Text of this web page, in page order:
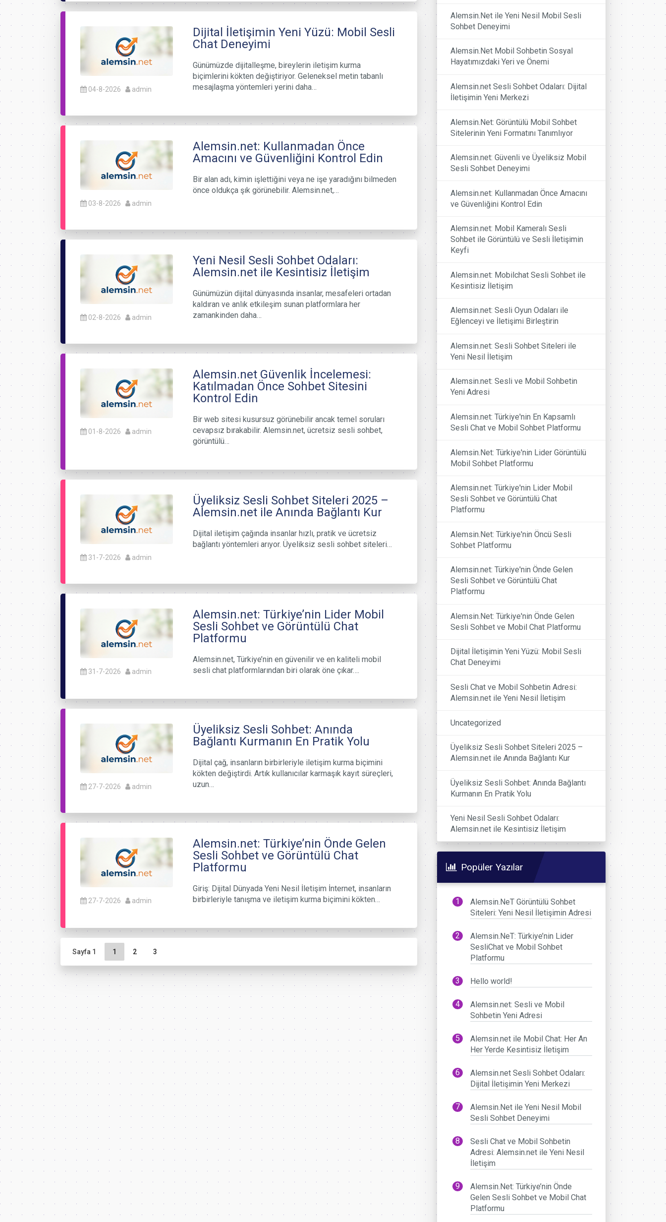
04-8-2026 admin
Dijital İletişimin Yeni Yüzü: Mobil Sesli
Chat Deneyimi
Günümüzde dijitalleşme, bireylerin iletişim kurma
biçimlerini kökten değiştiriyor. Geleneksel metin tabanlı
mesajlaşma yöntemleri yerini daha…
03-8-2026 admin
Alemsin.net: Kullanmadan Önce
Amacını ve Güvenliğini Kontrol Edin
Bir alan adı, kimin işlettiğini veya ne işe yaradığını bilmeden
önce oldukça şık görünebilir. Alemsin.net,…
02-8-2026 admin
Yeni Nesil Sesli Sohbet Odaları:
Alemsin.net ile Kesintisiz İletişim
Günümüzün dijital dünyasında insanlar, mesafeleri ortadan
kaldıran ve anlık etkileşim sunan platformlara her
zamankinden daha…
01-8-2026 admin
Alemsin.net Güvenlik İncelemesi:
Katılmadan Önce Sohbet Sitesini
Kontrol Edin
Bir web sitesi kusursuz görünebilir ancak temel soruları
cevapsız bırakabilir. Alemsin.net, ücretsiz sesli sohbet,
görüntülü…
31-7-2026 admin
Üyeliksiz Sesli Sohbet Siteleri 2025 –
Alemsin.net ile Anında Bağlantı Kur
Dijital iletişim çağında insanlar hızlı, pratik ve ücretsiz
bağlantı yöntemleri arıyor. Üyeliksiz sesli sohbet siteleri…
31-7-2026 admin
Alemsin.net: Türkiye’nin Lider Mobil
Sesli Sohbet ve Görüntülü Chat
Platformu
Alemsin.net, Türkiye’nin en güvenilir ve en kaliteli mobil
sesli chat platformlarından biri olarak öne çıkar….
27-7-2026 admin
Üyeliksiz Sesli Sohbet: Anında
Bağlantı Kurmanın En Pratik Yolu
Dijital çağ, insanların birbirleriyle iletişim kurma biçimini
kökten değiştirdi. Artık kullanıcılar karmaşık kayıt süreçleri,
uzun…
27-7-2026 admin
Alemsin.net: Türkiye’nin Önde Gelen
Sesli Sohbet ve Görüntülü Chat
Platformu
Giriş: Dijital Dünyada Yeni Nesil İletişim İnternet, insanların
birbirleriyle tanışma ve iletişim kurma biçimini kökten…
Sayfa gezinme
Sayfa 1 Geçerli Sayfa
1 Sayfa
2 Sayfa
3
Alemsin.Net ile Yeni Nesil Mobil Sesli
Sohbet Deneyimi
Alemsin.Net Mobil Sohbetin Sosyal
Hayatımızdaki Yeri ve Önemi
Alemsin.net Sesli Sohbet Odaları: Dijital
İletişimin Yeni Merkezi
Alemsin.Net: Görüntülü Mobil Sohbet
Sitelerinin Yeni Formatını Tanımlıyor
Alemsin.net: Güvenli ve Üyeliksiz Mobil
Sesli Sohbet Deneyimi
Alemsin.net: Kullanmadan Önce Amacını
ve Güvenliğini Kontrol Edin
Alemsin.net: Mobil Kameralı Sesli
Sohbet ile Görüntülü ve Sesli İletişimin
Keyfi
Alemsin.net: Mobilchat Sesli Sohbet ile
Kesintisiz İletişim
Alemsin.net: Sesli Oyun Odaları ile
Eğlenceyi ve İletişimi Birleştirin
Alemsin.net: Sesli Sohbet Siteleri ile
Yeni Nesil İletişim
Alemsin.net: Sesli ve Mobil Sohbetin
Yeni Adresi
Alemsin.net: Türkiye'nin En Kapsamlı
Sesli Chat ve Mobil Sohbet Platformu
Alemsin.Net: Türkiye'nin Lider Görüntülü
Mobil Sohbet Platformu
Alemsin.net: Türkiye'nin Lider Mobil
Sesli Sohbet ve Görüntülü Chat
Platformu
Alemsin.Net: Türkiye'nin Öncü Sesli
Sohbet Platformu
Alemsin.net: Türkiye'nin Önde Gelen
Sesli Sohbet ve Görüntülü Chat
Platformu
Alemsin.Net: Türkiye'nin Önde Gelen
Sesli Sohbet ve Mobil Chat Platformu
Dijital İletişimin Yeni Yüzü: Mobil Sesli
Chat Deneyimi
Sesli Chat ve Mobil Sohbetin Adresi:
Alemsin.net ile Yeni Nesil İletişim
Uncategorized
Üyeliksiz Sesli Sohbet Siteleri 2025 –
Alemsin.net ile Anında Bağlantı Kur
Üyeliksiz Sesli Sohbet: Anında Bağlantı
Kurmanın En Pratik Yolu
Yeni Nesil Sesli Sohbet Odaları:
Alemsin.net ile Kesintisiz İletişim
Popüler Yazılar
Alemsin.NeT Görüntülü Sohbet
Siteleri: Yeni Nesil İletişimin Adresi
Alemsin.NeT: Türkiye’nin Lider
SesliChat ve Mobil Sohbet
Platformu
Hello world!
Alemsin.net: Sesli ve Mobil
Sohbetin Yeni Adresi
Alemsin.net ile Mobil Chat: Her An
Her Yerde Kesintisiz İletişim
Alemsin.net Sesli Sohbet Odaları:
Dijital İletişimin Yeni Merkezi
Alemsin.Net ile Yeni Nesil Mobil
Sesli Sohbet Deneyimi
Sesli Chat ve Mobil Sohbetin
Adresi: Alemsin.net ile Yeni Nesil
İletişim
Alemsin.Net: Türkiye’nin Önde
Gelen Sesli Sohbet ve Mobil Chat
Platformu